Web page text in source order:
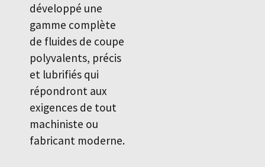
développé une
gamme complète
de fluides de coupe
polyvalents, précis
et lubrifiés qui
répondront aux
exigences de tout
machiniste ou
fabricant moderne.